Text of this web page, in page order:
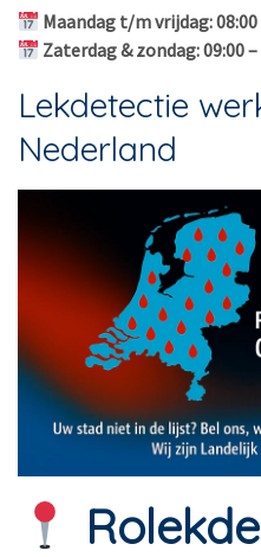
Maandag t/m vrijdag: 08:00
Zaterdag & zondag: 09:00 –
Lekdetectie
Nederland